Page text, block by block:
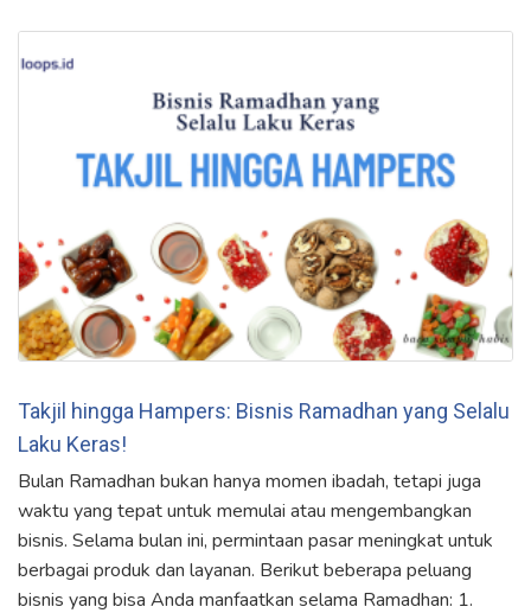
Takjil hingga Hampers: Bisnis Ramadhan yang Selalu
Laku Keras!
Bulan Ramadhan bukan hanya momen ibadah, tetapi juga
waktu yang tepat untuk memulai atau mengembangkan
bisnis. Selama bulan ini, permintaan pasar meningkat untuk
berbagai produk dan layanan. Berikut beberapa peluang
bisnis yang bisa Anda manfaatkan selama Ramadhan: 1.